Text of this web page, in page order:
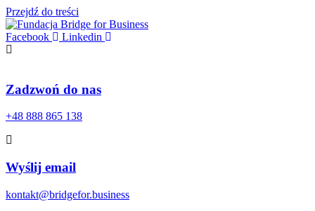
Przejdź do treści
Facebook Linkedin
Zadzwoń do nas
+48 888 865 138
Wyślij email
kontakt@bridgefor.business